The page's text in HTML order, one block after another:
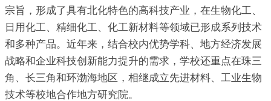
宗旨，形成了具有北化特色的高科技产业，在生物化工、
日用化工、精细化工、化工新材料等领域已形成系列技术
和多种产品。近年来，结合校内优势学科、地方经济发展
战略和企业科技创新能力提升的需求，学校还重点在珠三
角、长三角和环渤海地区，相继成立先进材料、工业生物
技术等校地合作地方研究院。